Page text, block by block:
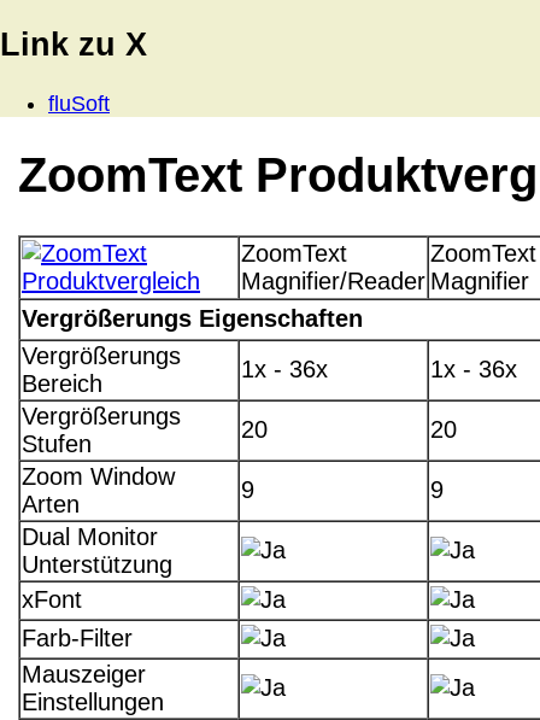
Link zu X
fluSoft
ZoomText
ZoomText
Magnifier/Reader
ZoomText
Magnifier
Vergrößerungs Eigenschaften
Vergrößerungs
Bereich
1x - 36x
1x - 36x
Vergrößerungs
Stufen
20
20
Zoom Window
Arten
9
9
Dual Monitor
Unterstützung
xFont
Farb-Filter
Mauszeiger
Einstellungen